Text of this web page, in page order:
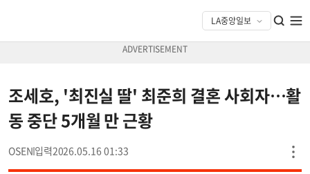
조세호, '최진실 딸' 최준희 결혼 사회자…활
동 중단 5개월 만 근황
OSEN 2026.05.16 01:33